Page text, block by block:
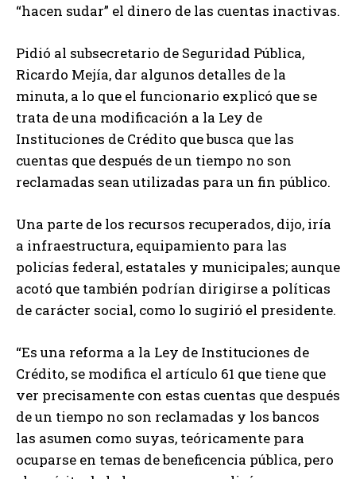
“hacen sudar” el dinero de las cuentas inactivas.
Pidió al subsecretario de Seguridad Pública,
Ricardo Mejía, dar algunos detalles de la
minuta, a lo que el funcionario explicó que se
trata de una modificación a la Ley de
Instituciones de Crédito que busca que las
cuentas que después de un tiempo no son
reclamadas sean utilizadas para un fin público.
Una parte de los recursos recuperados, dijo, iría
a infraestructura, equipamiento para las
policías federal, estatales y municipales; aunque
acotó que también podrían dirigirse a políticas
de carácter social, como lo sugirió el presidente.
“Es una reforma a la Ley de Instituciones de
Crédito, se modifica el artículo 61 que tiene que
ver precisamente con estas cuentas que después
de un tiempo no son reclamadas y los bancos
las asumen como suyas, teóricamente para
ocuparse en temas de beneficencia pública, pero